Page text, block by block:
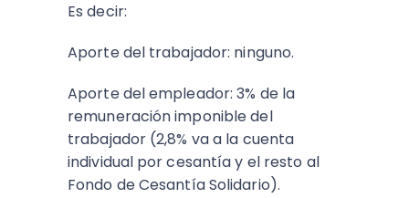
Es decir:
Aporte del trabajador: ninguno.
Aporte del empleador: 3% de la
remuneración imponible del
trabajador (2,8% va a la cuenta
individual por cesantía y el resto al
Fondo de Cesantía Solidario).